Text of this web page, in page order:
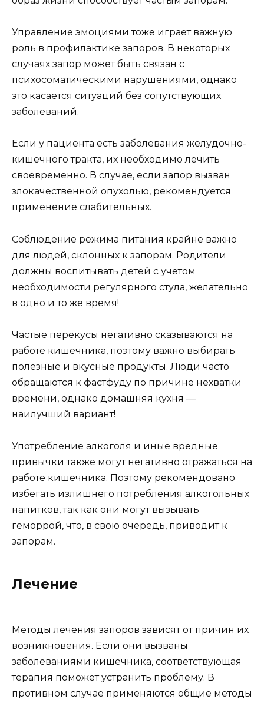
Управление эмоциями тоже играет важную
роль в профилактике запоров. В некоторых
случаях запор может быть связан с
психосоматическими нарушениями, однако
это касается ситуаций без сопутствующих
заболеваний.
Если у пациента есть заболевания желудочно-
кишечного тракта, их необходимо лечить
своевременно. В случае, если запор вызван
злокачественной опухолью, рекомендуется
применение слабительных.
Соблюдение режима питания крайне важно
для людей, склонных к запорам. Родители
должны воспитывать детей с учетом
необходимости регулярного стула, желательно
в одно и то же время!
Частые перекусы негативно сказываются на
работе кишечника, поэтому важно выбирать
полезные и вкусные продукты. Люди часто
обращаются к фастфуду по причине нехватки
времени, однако домашняя кухня —
наилучший вариант!
Употребление алкоголя и иные вредные
привычки также могут негативно отражаться на
работе кишечника. Поэтому рекомендовано
избегать излишнего потребления алкогольных
напитков, так как они могут вызывать
геморрой, что, в свою очередь, приводит к
запорам.
Лечение
Методы лечения запоров зависят от причин их
возникновения. Если они вызваны
заболеваниями кишечника, соответствующая
терапия поможет устранить проблему. В
противном случае применяются общие методы